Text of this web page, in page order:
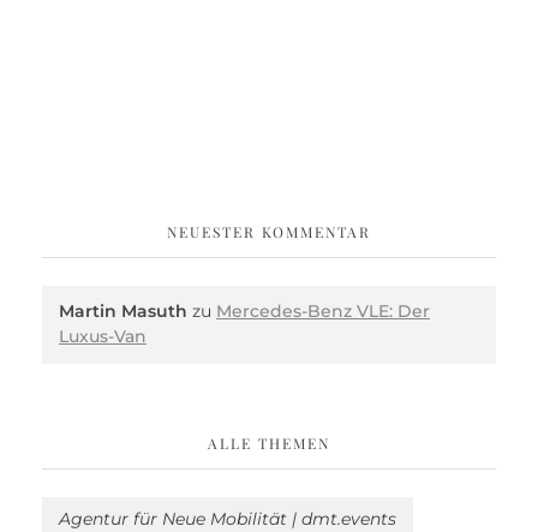
NEUESTER KOMMENTAR
Martin Masuth zu Mercedes-Benz VLE: Der
Luxus-Van
ALLE THEMEN
Agentur für Neue Mobilität | dmt.events